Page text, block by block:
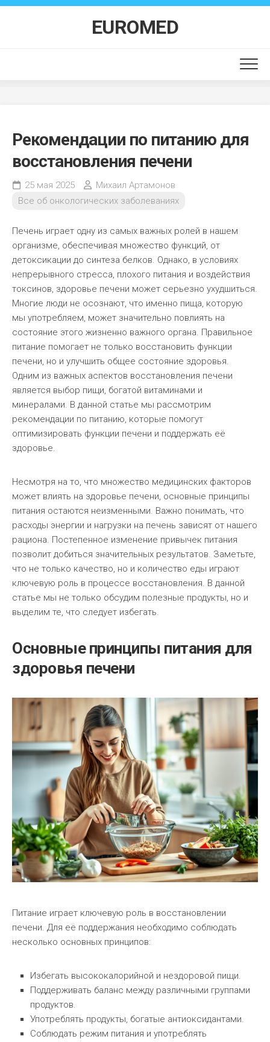
Перейти
EUROMED
Рекомендации по питанию для
восстановления печени
25 мая 2025
Михаил Артамонов
Все об онкологических заболеваниях
Печень играет одну из самых важных ролей в нашем
организме, обеспечивая множество функций, от
детоксикации до синтеза белков. Однако, в условиях
непрерывного стресса, плохого питания и воздействия
токсинов, здоровье печени может серьезно ухудшиться.
Многие люди не осознают, что именно пища, которую
мы употребляем, может значительно повлиять на
состояние этого жизненно важного органа. Правильное
питание помогает не только восстановить функции
печени, но и улучшить общее состояние здоровья.
Одним из важных аспектов восстановления печени
является выбор пищи, богатой витаминами и
минералами. В данной статье мы рассмотрим
рекомендации по питанию, которые помогут
оптимизировать функции печени и поддержать её
здоровье.
Несмотря на то, что множество медицинских факторов
может влиять на здоровье печени, основные принципы
питания остаются неизменными. Важно понимать, что
расходы энергии и нагрузки на печень зависят от нашего
рациона. Постепенное изменение привычек питания
позволит добиться значительных результатов. Заметьте,
что не только качество, но и количество еды играют
ключевую роль в процессе восстановления. В данной
статье мы не только обсудим полезные продукты, но и
выделим те, что следует избегать.
Основные принципы питания для
здоровья печени
Питание играет ключевую роль в восстановлении
печени. Для её поддержания необходимо соблюдать
несколько основных принципов:
Избегать высококалорийной и нездоровой пищи.
Поддерживать баланс между различными группами
продуктов.
Употреблять продукты, богатые антиоксидантами.
Соблюдать режим питания и употреблять